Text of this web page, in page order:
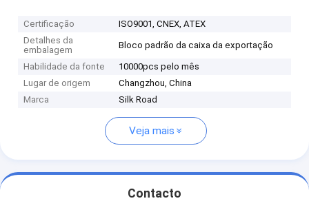
Certificação
ISO9001, CNEX, ATEX
Detalhes da
embalagem
Bloco padrão da caixa da exportação
Habilidade da fonte
10000pcs pelo mês
Lugar de origem
Changzhou, China
Marca
Silk Road
Veja mais
Contacto